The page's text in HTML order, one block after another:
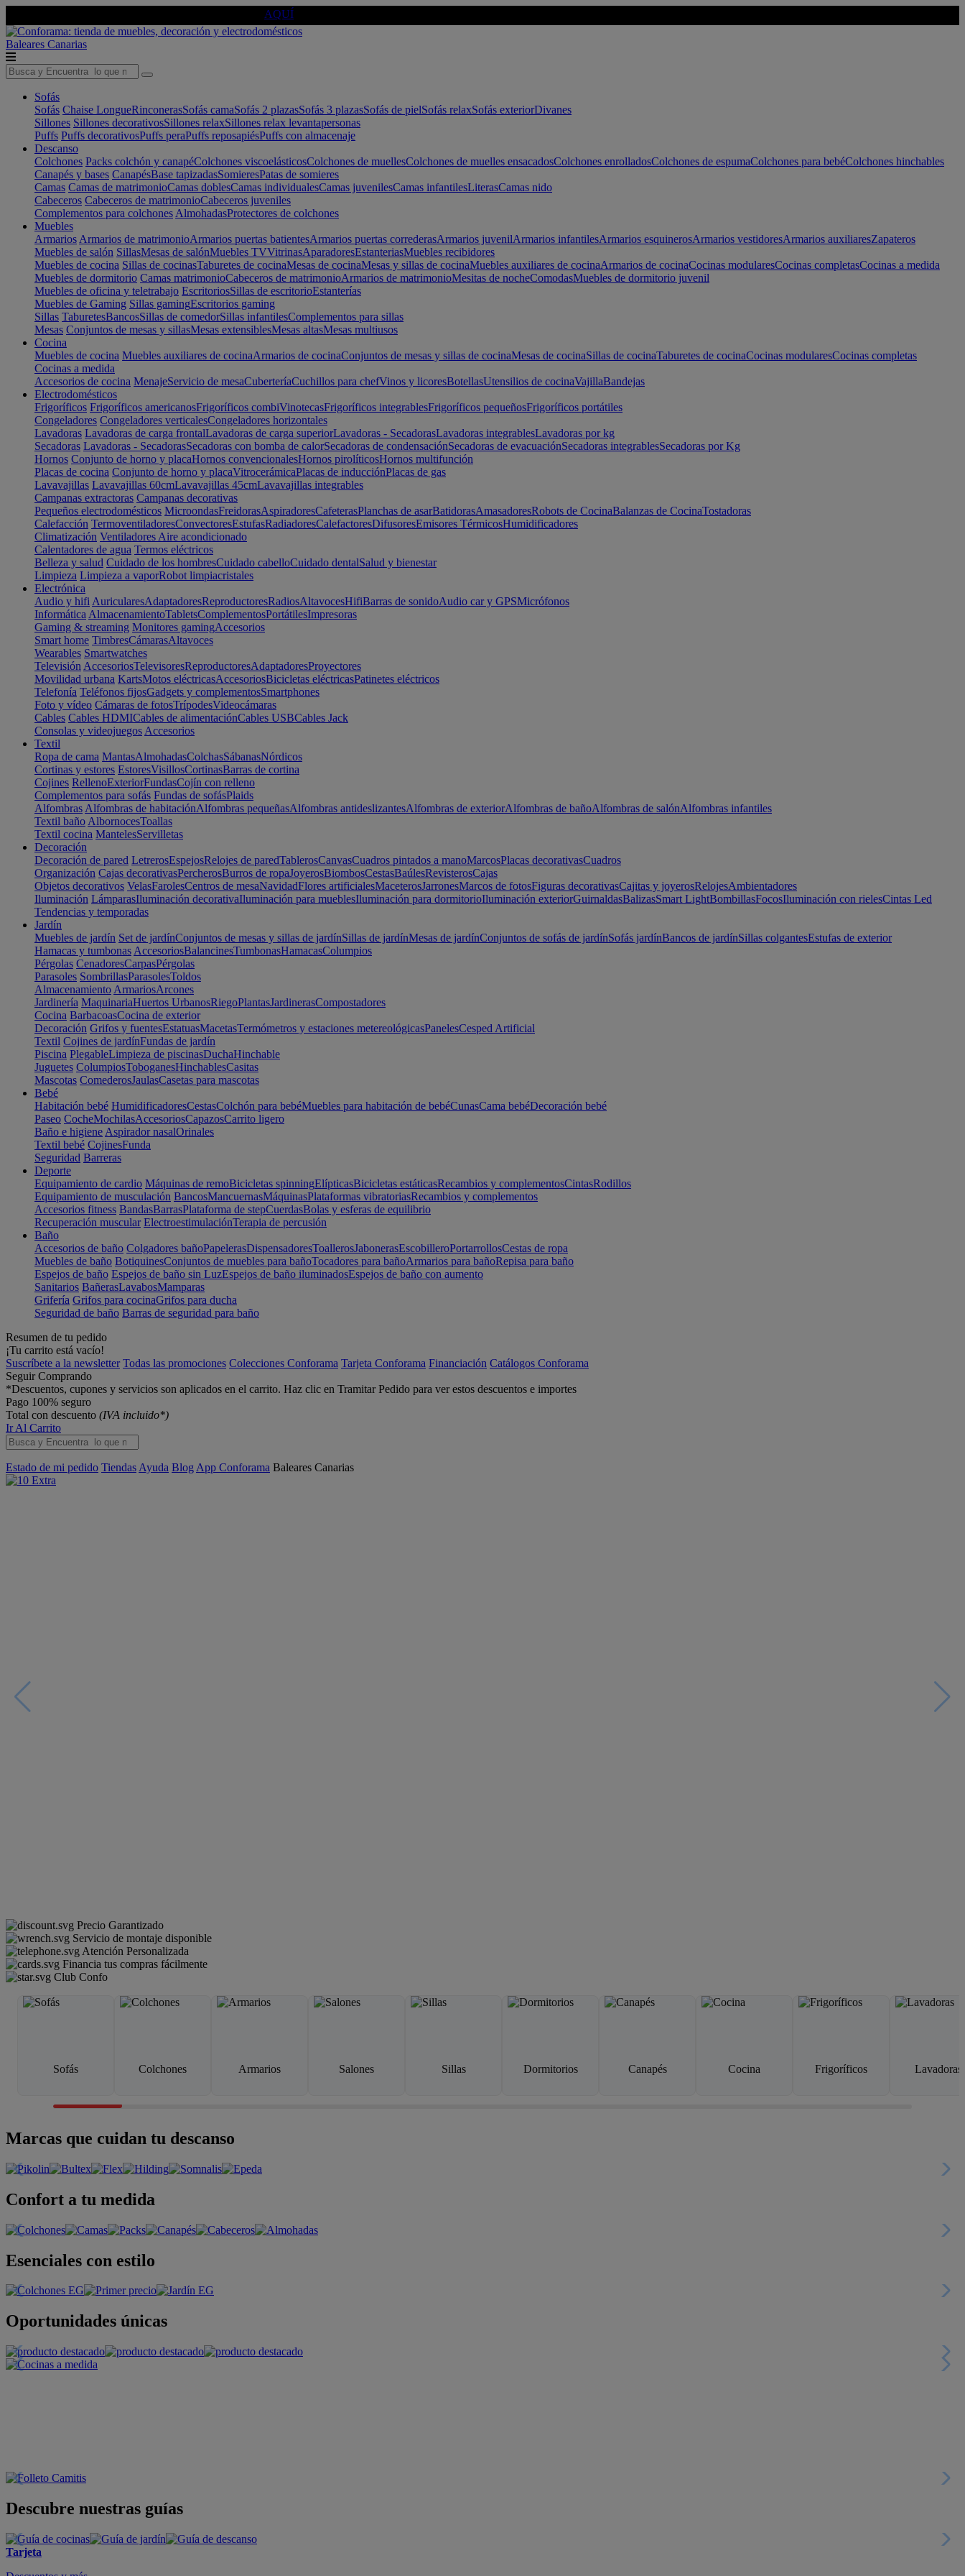
AQUÍ
Baleares Canarias
Sofás
Sofás Chaise LongueRinconerasSofás camaSofás 2 plazasSofás 3 plazasSofás de pielSofás relaxSofás exteriorDivanes
Sillones Sillones decorativosSillones relaxSillones relax levantapersonas
Puffs Puffs decorativosPuffs peraPuffs reposapiésPuffs con almacenaje
Descanso
Colchones Packs colchón y canapéColchones viscoelásticosColchones de muellesColchones de muelles ensacadosColchones enrolladosColchones de espumaColchones para bebéColchones hinchables
Canapés y bases CanapésBase tapizadasSomieresPatas de somieres
Camas Camas de matrimonioCamas doblesCamas individualesCamas juvenilesCamas infantilesLiterasCamas nido
Cabeceros Cabeceros de matrimonioCabeceros juveniles
Complementos para colchones AlmohadasProtectores de colchones
Muebles
Armarios Armarios de matrimonioArmarios puertas batientesArmarios puertas correderasArmarios juvenilArmarios infantilesArmarios esquinerosArmarios vestidoresArmarios auxiliaresZapateros
Muebles de salón SillasMesas de salónMuebles TVVitrinasAparadoresEstanteriasMuebles recibidores
Muebles de cocina Sillas de cocinasTaburetes de cocinaMesas de cocinaMesas y sillas de cocinaMuebles auxiliares de cocinaArmarios de cocinaCocinas modularesCocinas completasCocinas a medida
Muebles de dormitorio Camas matrimonioCabeceros de matrimonioArmarios de matrimonioMesitas de nocheComodasMuebles de dormitorio juvenil
Muebles de oficina y teletrabajo EscritoriosSillas de escritorioEstanterías
Muebles de Gaming Sillas gamingEscritorios gaming
Sillas TaburetesBancosSillas de comedorSillas infantilesComplementos para sillas
Mesas Conjuntos de mesas y sillasMesas extensiblesMesas altasMesas multiusos
Cocina
Muebles de cocina Muebles auxiliares de cocinaArmarios de cocinaConjuntos de mesas y sillas de cocinaMesas de cocinaSillas de cocinaTaburetes de cocinaCocinas modularesCocinas completas
Cocinas a medida
Accesorios de cocina MenajeServicio de mesaCuberteríaCuchillos para chefVinos y licoresBotellasUtensilios de cocinaVajillaBandejas
Electrodomésticos
Frigoríficos Frigoríficos americanosFrigoríficos combiVinotecasFrigoríficos integrablesFrigoríficos pequeñosFrigoríficos portátiles
Congeladores Congeladores verticalesCongeladores horizontales
Lavadoras Lavadoras de carga frontalLavadoras de carga superiorLavadoras - SecadorasLavadoras integrablesLavadoras por kg
Secadoras Lavadoras - SecadorasSecadoras con bomba de calorSecadoras de condensaciónSecadoras de evacuaciónSecadoras integrablesSecadoras por Kg
Hornos Conjunto de horno y placaHornos convencionalesHornos pirolíticosHornos multifunción
Placas de cocina Conjunto de horno y placaVitrocerámicaPlacas de inducciónPlacas de gas
Lavavajillas Lavavajillas 60cmLavavajillas 45cmLavavajillas integrables
Campanas extractoras Campanas decorativas
Pequeños electrodomésticos MicroondasFreidorasAspiradoresCafeterasPlanchas de asarBatidorasAmasadoresRobots de CocinaBalanzas de CocinaTostadoras
Calefacción TermoventiladoresConvectoresEstufasRadiadoresCalefactoresDifusoresEmisores TérmicosHumidificadores
Climatización Ventiladores Aire acondicionado
Calentadores de agua Termos eléctricos
Belleza y salud Cuidado de los hombresCuidado cabelloCuidado dentalSalud y bienestar
Limpieza Limpieza a vaporRobot limpiacristales
Electrónica
Audio y hifi AuricularesAdaptadoresReproductoresRadiosAltavocesHifiBarras de sonidoAudio car y GPSMicrófonos
Informática AlmacenamientoTabletsComplementosPortátilesImpresoras
Gaming & streaming Monitores gamingAccesorios
Smart home TimbresCámarasAltavoces
Wearables Smartwatches
Televisión AccesoriosTelevisoresReproductoresAdaptadoresProyectores
Movilidad urbana KartsMotos eléctricasAccesoriosBicicletas eléctricasPatinetes eléctricos
Telefonía Teléfonos fijosGadgets y complementosSmartphones
Foto y vídeo Cámaras de fotosTrípodesVideocámaras
Cables Cables HDMICables de alimentaciónCables USBCables Jack
Consolas y videojuegos Accesorios
Textil
Ropa de cama MantasAlmohadasColchasSábanasNórdicos
Cortinas y estores EstoresVisillosCortinasBarras de cortina
Cojines RellenoExteriorFundasCojín con relleno
Complementos para sofás Fundas de sofásPlaids
Alfombras Alfombras de habitaciónAlfombras pequeñasAlfombras antideslizantesAlfombras de exteriorAlfombras de bañoAlfombras de salónAlfombras infantiles
Textil baño AlbornocesToallas
Textil cocina MantelesServilletas
Decoración
Decoración de pared LetrerosEspejosRelojes de paredTablerosCanvasCuadros pintados a manoMarcosPlacas decorativasCuadros
Organización Cajas decorativasPercherosBurros de ropaJoyerosBiombosCestasBaúlesRevisterosCajas
Objetos decorativos VelasFarolesCentros de mesaNavidadFlores artificialesMaceterosJarronesMarcos de fotosFiguras decorativasCajitas y joyerosRelojesAmbientadores
Iluminación LámparasIluminación decorativaIluminación para mueblesIluminación para dormitorioIluminación exteriorGuirnaldasBalizasSmart LightBombillasFocosIluminación con rielesCintas Led
Tendencias y temporadas
Jardín
Muebles de jardín Set de jardínConjuntos de mesas y sillas de jardínSillas de jardínMesas de jardínConjuntos de sofás de jardínSofás jardínBancos de jardínSillas colgantesEstufas de exterior
Hamacas y tumbonas AccesoriosBalancinesTumbonasHamacasColumpios
Pérgolas CenadoresCarpasPérgolas
Parasoles SombrillasParasolesToldos
Almacenamiento ArmariosArcones
Jardinería MaquinariaHuertos UrbanosRiegoPlantasJardinerasCompostadores
Cocina BarbacoasCocina de exterior
Decoración Grifos y fuentesEstatuasMacetasTermómetros y estaciones metereológicasPanelesCesped Artificial
Textil Cojines de jardínFundas de jardín
Piscina PlegableLimpieza de piscinasDuchaHinchable
Juguetes ColumpiosToboganesHinchablesCasitas
Mascotas ComederosJaulasCasetas para mascotas
Bebé
Habitación bebé HumidificadoresCestasColchón para bebéMuebles para habitación de bebéCunasCama bebéDecoración bebé
Paseo CocheMochilasAccesoriosCapazosCarrito ligero
Baño e higiene Aspirador nasalOrinales
Textil bebé CojinesFunda
Seguridad Barreras
Deporte
Equipamiento de cardio Máquinas de remoBicicletas spinningElípticasBicicletas estáticasRecambios y complementosCintasRodillos
Equipamiento de musculación BancosMancuernasMáquinasPlataformas vibratoriasRecambios y complementos
Accesorios fitness BandasBarrasPlataforma de stepCuerdasBolas y esferas de equilibrio
Recuperación muscular ElectroestimulaciónTerapia de percusión
Baño
Accesorios de baño Colgadores bañoPapelerasDispensadoresToallerosJabonerasEscobilleroPortarrollosCestas de ropa
Muebles de baño BotiquinesConjuntos de muebles para bañoTocadores para bañoArmarios para bañoRepisa para baño
Espejos de baño Espejos de baño sin LuzEspejos de baño iluminadosEspejos de baño con aumento
Sanitarios BañerasLavabosMamparas
Grifería Grifos para cocinaGrifos para ducha
Seguridad de baño Barras de seguridad para baño
Resumen de tu pedido
¡Tu carrito está vacío!
Suscríbete a la newsletter Todas las promociones Colecciones Conforama Tarjeta Conforama Financiación Catálogos Conforama
Seguir Comprando
*Descuentos, cupones y servicios son aplicados en el carrito. Haz clic en Tramitar Pedido para ver estos descuentos e importes
Pago 100% seguro
Total con descuento (IVA incluido*)
Ir Al Carrito
Estado de mi pedido Tiendas Ayuda Blog App Conforama Baleares Canarias
Precio Garantizado
Servicio de montaje disponible
Atención Personalizada
Financia tus compras fácilmente
Club Confo
Sofás Colchones Armarios Salones Sillas Dormitorios Canapés Cocina Frigoríficos Lavadoras
Marcas que cuidan tu descanso
Confort a tu medida
Esenciales con estilo
Oportunidades únicas
Descubre nuestras guías
Tarjeta